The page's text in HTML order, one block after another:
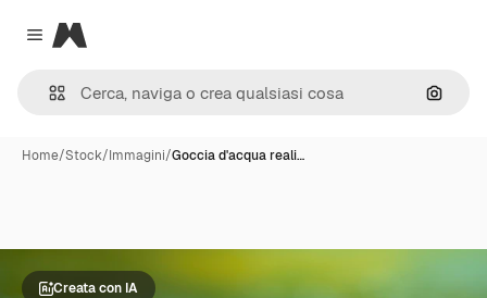
Close menu
Magnific
Cerca
Home/Stock/Immagini/Goccia d'acqua reali…
Creata con IA